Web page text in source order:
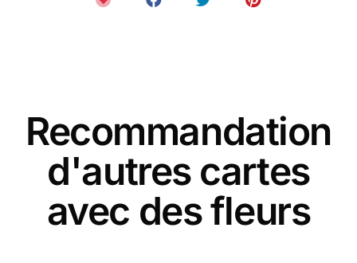
Recommandation
d'autres cartes
avec des fleurs